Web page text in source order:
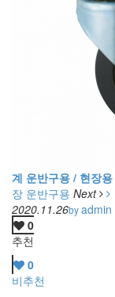
계 운반구용 / 현장용
장 운반구용 Next
2020.11.26byadmin
0
추천
0
비추천